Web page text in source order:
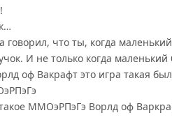
говорил, что ты, когда
И не только когда маленький
оф Вакрафт это игра такая
ММОэРПэГэ Ворлд оф